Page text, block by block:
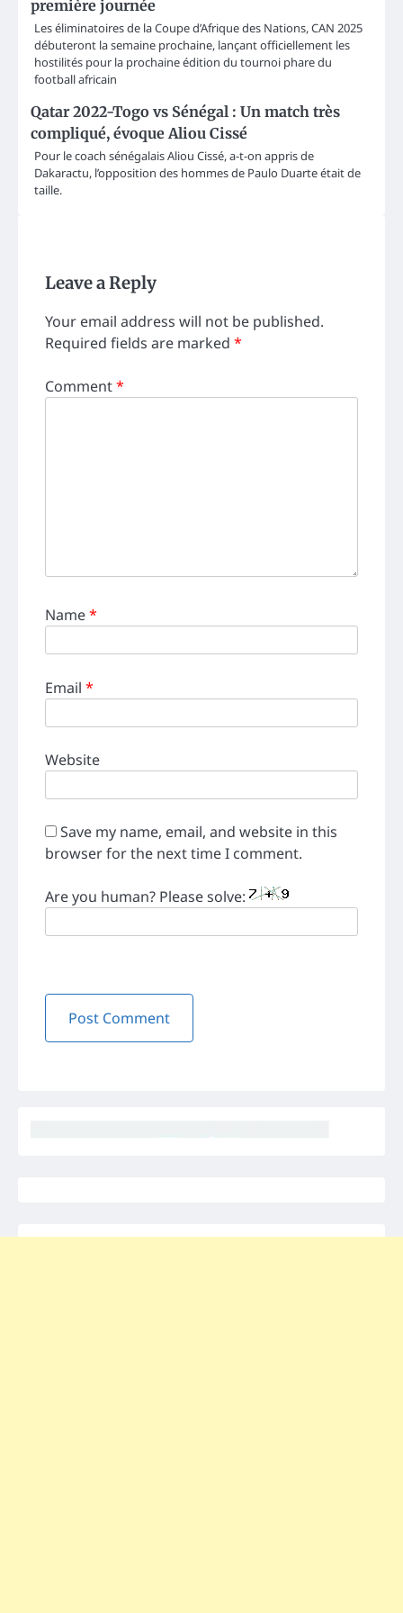
première journée
Les éliminatoires de la Coupe d’Afrique des Nations, CAN 2025
débuteront la semaine prochaine, lançant officiellement les
hostilités pour la prochaine édition du tournoi phare du
football africain
Qatar 2022-Togo vs Sénégal : Un match très
compliqué, évoque Aliou Cissé
Pour le coach sénégalais Aliou Cissé, a-t-on appris de
Dakaractu, l’opposition des hommes de Paulo Duarte était de
taille.
Leave a Reply
Your email address will not be published.
Required fields are marked *
Comment*
Name*
Email *
Website
Save my name, email, and website in this
browser for the next time I comment.
Are you human? Please solve: